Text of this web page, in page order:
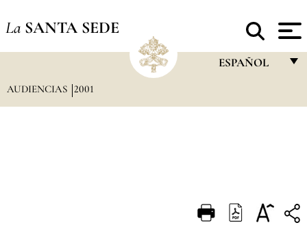
La SANTA SEDE
ESPAÑOL
DEUTSCH
AUDIENCIAS 2001